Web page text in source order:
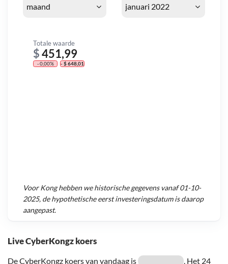
Live CyberKongz koers
De CyberKongz koers van vandaag is
. Het 24
Totale waarde
$451,99
- 0,00% - $ 648,01
VoorKonghebben we historische gegevens vanaf01-10-
2025, de hypothetische eerst investeringsdatum is daarop
aangepast.